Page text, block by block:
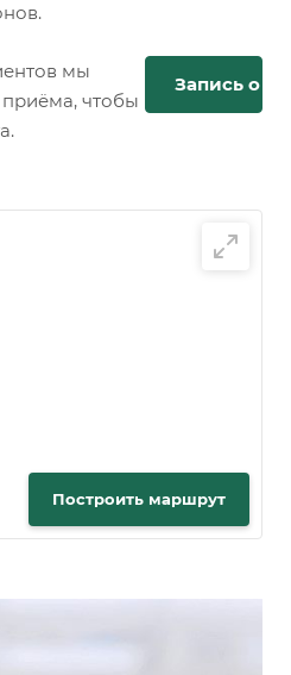
мы
чтобы
Запись
Построить маршрут